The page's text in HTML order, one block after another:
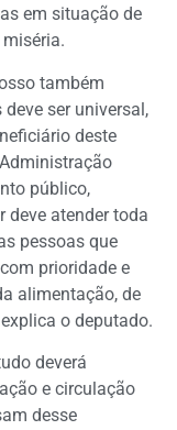
em situação de
também
ser universal,
deste
público,
deve atender toda
pessoas que
prioridade e
alimentação, de
o deputado.
deverá
e circulação
desse